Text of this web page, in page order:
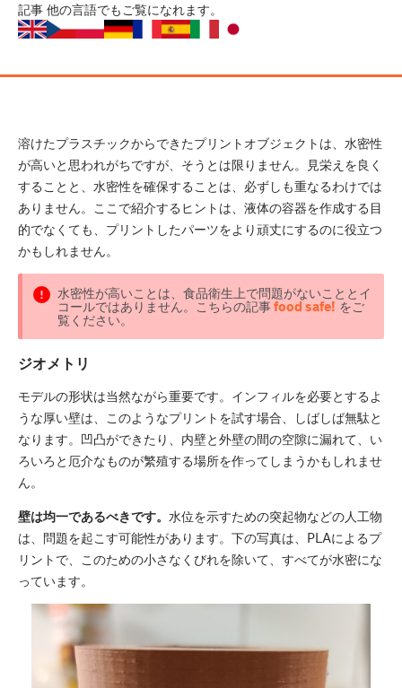
記事 他の言語でもご覧になれます。
溶けたプラスチックからできたプリントオブジェクトは、水密性
が高いと思われがちですが、そうとは限りません。見栄えを良く
することと、水密性を確保することは、必ずしも重なるわけでは
ありません。ここで紹介するヒントは、液体の容器を作成する目
的でなくても、プリントしたパーツをより頑丈にするのに役立つ
かもしれません。
水密性が高いことは、食品衛生上で問題がないこととイ
コールではありません。こちらの記事food safe! をご
覧ください。
ジオメトリ
モデルの形状は当然ながら重要です。インフィルを必要とするよ
うな厚い壁は、このようなプリントを試す場合、しばしば無駄と
なります。凹凸ができたり、内壁と外壁の間の空隙に漏れて、い
ろいろと厄介なものが繁殖する場所を作ってしまうかもしれませ
ん。
壁は均一であるべきです。 水位を示すための突起物などの人工物
は、問題を起こす可能性があります。下の写真は、PLAによるプ
リントで、このための小さなくびれを除いて、すべてが水密にな
っています。